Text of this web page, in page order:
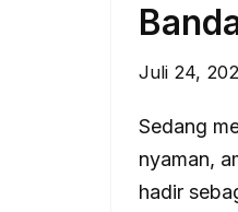
Juli 24,
Sedang
nyaman,
hadir